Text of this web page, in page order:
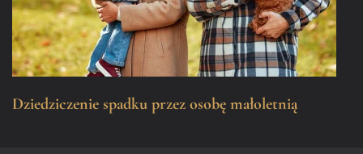
Dziedziczenie spadku przez osobę małoletnią